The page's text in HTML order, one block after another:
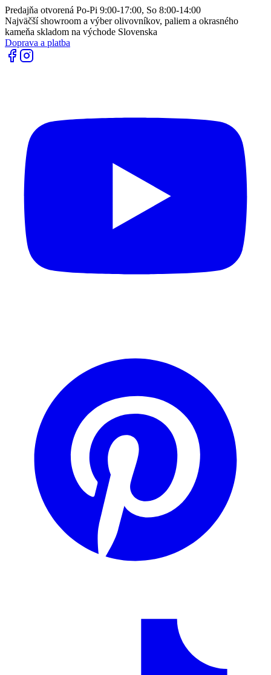
Predajňa otvorená Po-Pi 9:00-17:00, So 8:00-14:00
Najväčší showroom a výber olivovníkov, paliem a okrasného
kameňa skladom na východe Slovenska
Doprava a platba